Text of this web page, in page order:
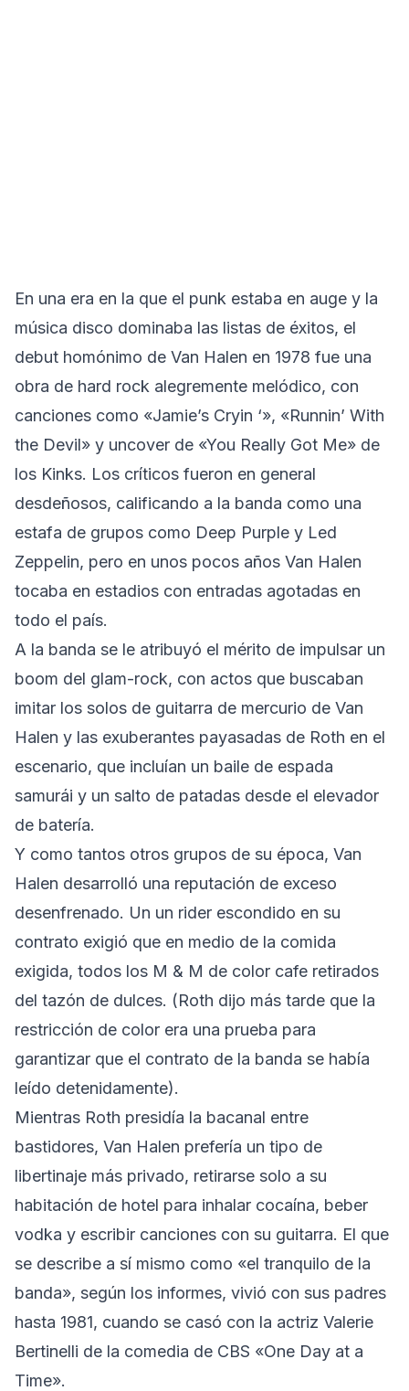
En una era en la que el punk estaba en auge y la
música disco dominaba las listas de éxitos, el
debut homónimo de Van Halen en 1978 fue una
obra de hard rock alegremente melódico, con
canciones como «Jamie’s Cryin ‘», «Runnin’ With
the Devil» y uncover de «You Really Got Me» de
los Kinks. Los críticos fueron en general
desdeñosos, calificando a la banda como una
estafa de grupos como Deep Purple y Led
Zeppelin, pero en unos pocos años Van Halen
tocaba en estadios con entradas agotadas en
todo el país.
A la banda se le atribuyó el mérito de impulsar un
boom del glam-rock, con actos que buscaban
imitar los solos de guitarra de mercurio de Van
Halen y las exuberantes payasadas de Roth en el
escenario, que incluían un baile de espada
samurái y un salto de patadas desde el elevador
de batería.
Y como tantos otros grupos de su época, Van
Halen desarrolló una reputación de exceso
desenfrenado. Un un rider escondido en su
contrato exigió que en medio de la comida
exigida, todos los M & M de color cafe retirados
del tazón de dulces. (Roth dijo más tarde que la
restricción de color era una prueba para
garantizar que el contrato de la banda se había
leído detenidamente).
Mientras Roth presidía la bacanal entre
bastidores, Van Halen prefería un tipo de
libertinaje más privado, retirarse solo a su
habitación de hotel para inhalar cocaína, beber
vodka y escribir canciones con su guitarra. El que
se describe a sí mismo como «el tranquilo de la
banda», según los informes, vivió con sus padres
hasta 1981, cuando se casó con la actriz Valerie
Bertinelli de la comedia de CBS «One Day at a
Time».